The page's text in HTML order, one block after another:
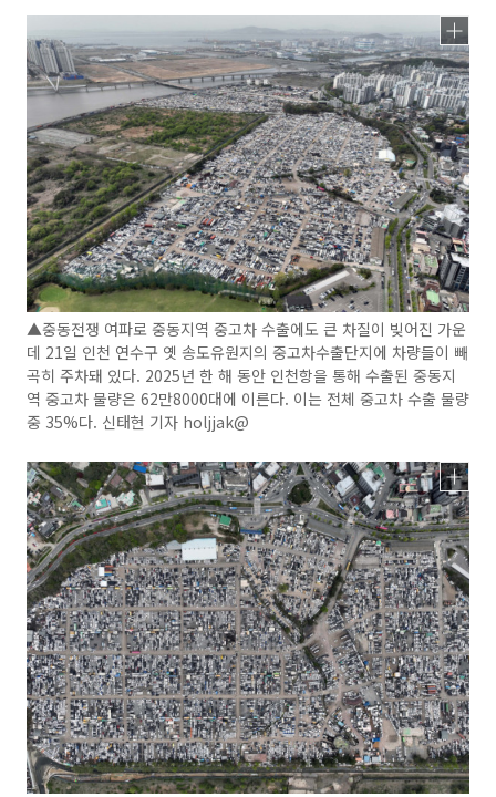
▲중동전쟁 여파로 중동지역 중고차 수출에도 큰 차질이 빚어진 가운
데 21일 인천 연수구 옛 송도유원지의 중고차수출단지에 차량들이 빼
곡히 주차돼 있다. 2025년 한 해 동안 인천항을 통해 수출된 중동지
역 중고차 물량은 62만8000대에 이른다. 이는 전체 중고차 수출 물량
중 35%다. 신태현 기자 holjjak@